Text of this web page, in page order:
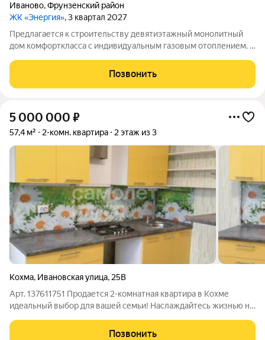
Иваново,Фрунзенский район
ЖК «Энергия», 3 квартал 2027
Предлагается к строительству девятиэтажный монолитный
дом комфорткласса с индивидуальным газовым отоплением. В
двумя или тремя комнатами: однокомнатные площадью 45,7 и
46,2 кв. м;
Позвонить
5 000 000 ₽
57,4 м² 2-комн. квартира 2 этаж из 3
Кохма, Ивановская улица, 25В
Арт. 137611751 Продается 2-комнатная квартира в Кохме
идеальный выбор для вашей семьи! Наслаждайтесь жизнью на
удивительным природным окружением: прямо за домом
Позвонить